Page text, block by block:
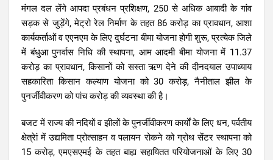
मंगल दल लेंगे आपदा प्रबंधन प्रशिक्षण, 250 से अधिक आबादी के गांव
सड़क से जुड़ेंगे, मेट्रो रेल निर्माण के तहत 86 करोड़ का प्रावधान, आशा
कार्यकर्ताओं व एएनएम के लिए दुर्घटना बीमा योजना होगी शुरू, प्रत्येक जिले
में बंधुआ पुनर्वास निधि की स्थापना, आम आदमी बीमा योजना में 11.37
करोड़ का प्रावधान, किसानों को सस्ता ऋण देने की दीनदयाल उपाध्याय
सहकारिता किसान कल्याण योजना को 30 करोड़, नैनीताल झील के
पुनर्जीवीकरण को पांच करोड़ की व्यवस्था की है।
बजट में राज्य की नदियों व झीलों के पुनर्जीवीकरण कार्यों के लिए धन, पर्वतीय
क्षेत्रेां में उद्यमिता प्रोत्साहन व पलायन रोकने को ग्रोथ सेंटर स्थापना को
15 करोड़, एमएसएमई के तहत बाह्य सहायितत परियोजनाओं के लिए 30